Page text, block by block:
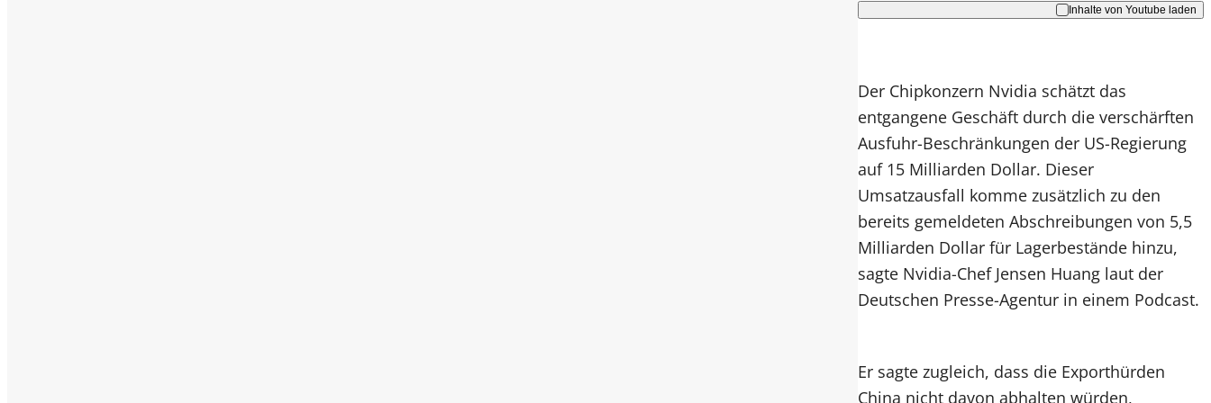
Inhalte von Youtube laden
Der Chipkonzern Nvidia schätzt das
entgangene Geschäft durch die verschärften
Ausfuhr-Beschränkungen der US-Regierung
auf 15 Milliarden Dollar. Dieser
Umsatzausfall komme zusätzlich zu den
bereits gemeldeten Abschreibungen von 5,5
Milliarden Dollar für Lagerbestände hinzu,
sagte Nvidia-Chef Jensen Huang laut der
Deutschen Presse-Agentur in einem Podcast.
Er sagte zugleich, dass die Exporthürden
China nicht davon abhalten würden,